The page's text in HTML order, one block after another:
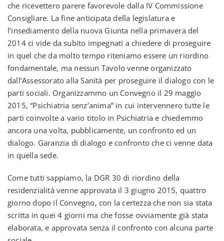
che ricevettero parere favorevole dalla IV Commissione
Consigliare. La fine anticipata della legislatura e
l’insediamento della nuova Giunta nella primavera del
2014 ci vide da subito impegnati a chiedere di proseguire
in quel che da molto tempo riteniamo essere un riordino
fondamentale, ma nessun Tavolo venne organizzato
dall’Assessorato alla Sanità per proseguire il dialogo con le
parti sociali. Organizzammo un Convegno il 29 maggio
2015, “Psichiatria senz’anima” in cui intervennero tutte le
parti coinvolte a vario titolo in Psichiatria e chiedemmo
ancora una volta, pubblicamente, un confronto ed un
dialogo. Garanzia di dialogo e confronto che ci venne data
in quella sede.
Come tutti sappiamo, la DGR 30 di riordino della
residenzialità venne approvata il 3 giugno 2015, quattro
giorno dopo il Convegno, con la certezza che non sia stata
scritta in quei 4 giorni ma che fosse ovviamente già stata
elaborata, e approvata senza il confronto con alcuna parte